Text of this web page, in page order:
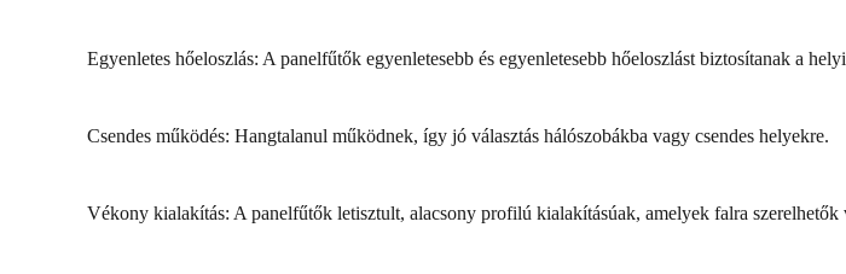
Egyenletes hőeloszlás: A panelfűtők egyenletesebb és egyenletesebb hőeloszlást biztosítanak a
Csendes működés: Hangtalanul működnek, így jó választás hálószobákba vagy csendes helyekre.
Vékony kialakítás: A panelfűtők letisztult, alacsony profilú kialakításúak, amelyek falra